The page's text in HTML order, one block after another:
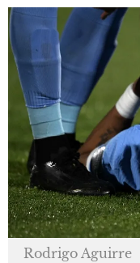
Rodrigo Aguirre